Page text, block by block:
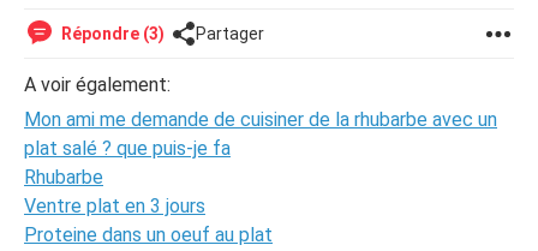
Répondre (3) Partager
A voir également:
Mon ami me demande de cuisiner de la rhubarbe avec un
plat salé ? que puis-je fa
Rhubarbe
Ventre plat en 3 jours
Proteine dans un oeuf au plat